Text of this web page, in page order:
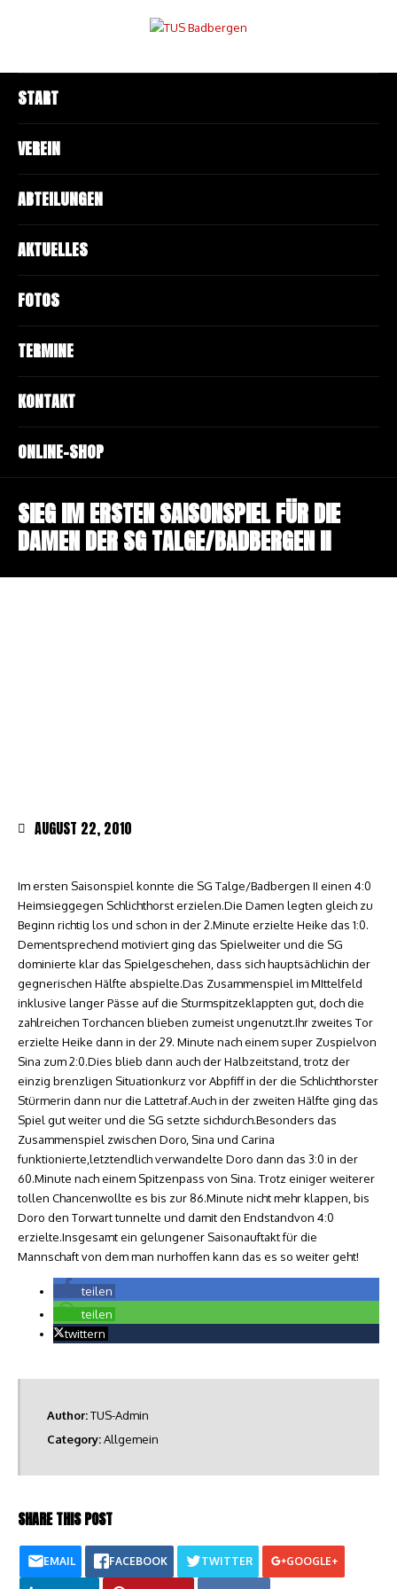
START
VEREIN
ABTEILUNGEN
AKTUELLES
FOTOS
TERMINE
KONTAKT
ONLINE-SHOP
SIEG IM ERSTEN SAISONSPIEL FÜR DIE
DAMEN DER SG TALGE/BADBERGEN II
AUGUST 22, 2010
Im ersten Saisonspiel konnte die SG Talge/Badbergen II einen 4:0
Heimsieggegen Schlichthorst erzielen.Die Damen legten gleich zu
Beginn richtig los und schon in der 2.Minute erzielte Heike das 1:0.
Dementsprechend motiviert ging das Spielweiter und die SG
dominierte klar das Spielgeschehen, dass sich hauptsächlichin der
gegnerischen Hälfte abspielte.Das Zusammenspiel im MIttelfeld
inklusive langer Pässe auf die Sturmspitzeklappten gut, doch die
zahlreichen Torchancen blieben zumeist ungenutzt.Ihr zweites Tor
erzielte Heike dann in der 29. Minute nach einem super Zuspielvon
Sina zum 2:0.Dies blieb dann auch der Halbzeitstand, trotz der
einzig brenzligen Situationkurz vor Abpfiff in der die Schlichthorster
Stürmerin dann nur die Lattetraf.Auch in der zweiten Hälfte ging das
Spiel gut weiter und die SG setzte sichdurch.Besonders das
Zusammenspiel zwischen Doro, Sina und Carina
funktionierte,letztendlich verwandelte Doro dann das 3:0 in der
60.Minute nach einem Spitzenpass von Sina. Trotz einiger weiterer
tollen Chancenwollte es bis zur 86.Minute nicht mehr klappen, bis
Doro den Torwart tunnelte und damit den Endstandvon 4:0
erzielte.Insgesamt ein gelungener Saisonauftakt für die
Mannschaft von dem man nurhoffen kann das es so weiter geht!
teilen
teilen
twittern
Author:TUS-Admin
Category:Allgemein
SHARE THIS POST
EMAIL FACEBOOK TWITTER GOOGLE+